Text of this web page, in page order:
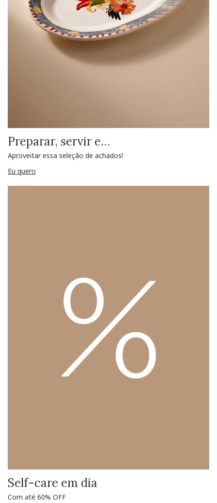
Preparar, servir e…
Aproveitar essa seleção de achados!
Eu quero
Self-care em dia
Com até 60% OFF